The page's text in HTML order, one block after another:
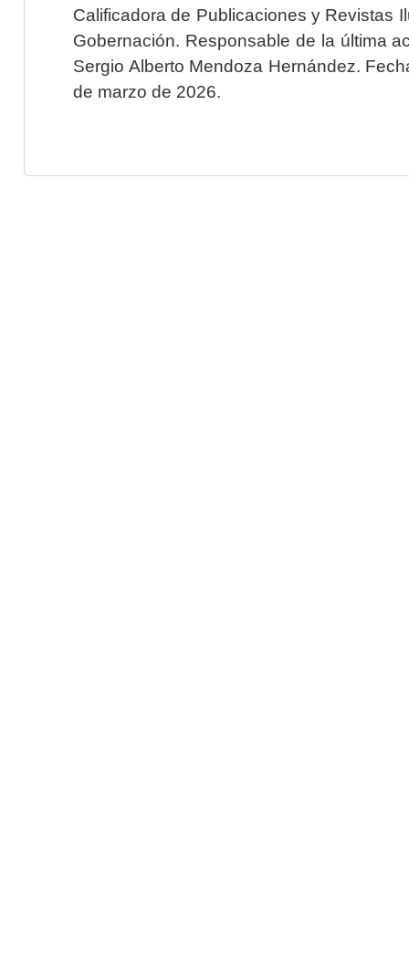
Calificadora de Publicaciones y Revistas
Gobernación. Responsable de la última
Sergio Alberto Mendoza Hernández.
de marzo de 2026.